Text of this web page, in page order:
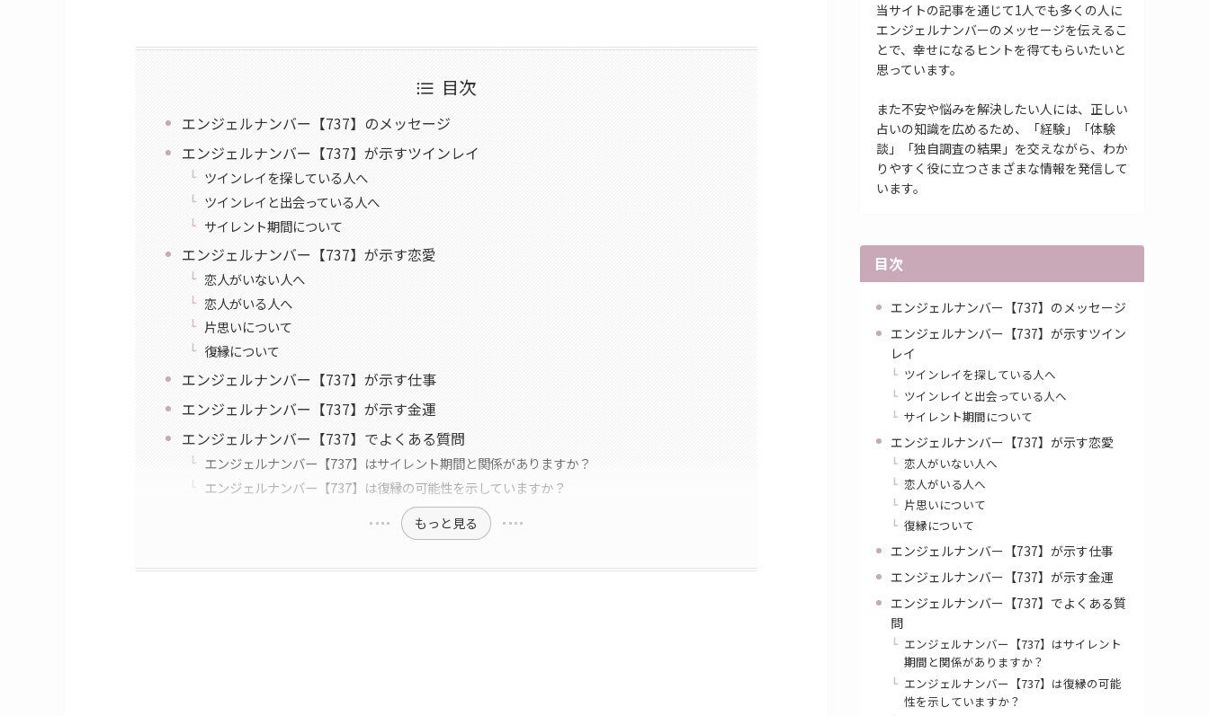
目次
エンジェルナンバー【737】のメッセージ
エンジェルナンバー【737】が示すツインレイ
ツインレイを探している人へ
ツインレイと出会っている人へ
サイレント期間について
エンジェルナンバー【737】が示す恋愛
恋人がいない人へ
恋人がいる人へ
片思いについて
復縁について
エンジェルナンバー【737】が示す仕事
エンジェルナンバー【737】が示す金運
エンジェルナンバー【737】でよくある質問
エンジェルナンバー【737】はサイレント期間と関係がありますか？
エンジェルナンバー【737】は復縁の可能性を示していますか？
もっと見る
当サイトの記事を通じて1人でも多くの人に
エンジェルナンバーのメッセージを伝えるこ
とで、幸せになるヒントを得てもらいたいと
思っています。
また不安や悩みを解決したい人には、正しい
占いの知識を広めるため、「経験」「体験
談」「独自調査の結果」を交えながら、わか
りやすく役に立つさまざまな情報を発信して
います。
目次
エンジェルナンバー【737】のメッセージ
エンジェルナンバー【737】が示すツイン
レイ
ツインレイを探している人へ
ツインレイと出会っている人へ
サイレント期間について
エンジェルナンバー【737】が示す恋愛
恋人がいない人へ
恋人がいる人へ
片思いについて
復縁について
エンジェルナンバー【737】が示す仕事
エンジェルナンバー【737】が示す金運
エンジェルナンバー【737】でよくある質
問
エンジェルナンバー【737】はサイレント
期間と関係がありますか？
エンジェルナンバー【737】は復縁の可能
性を示していますか？